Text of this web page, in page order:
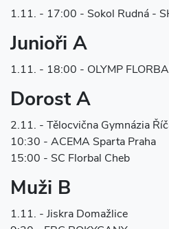
1.11. - 17:00 - Sokol Rudná -
Junioři A
1.11. - 18:00 - OLYMP
Dorost A
2.11. - Tělocvična Gymnázia
10:30 - ACEMA Sparta Praha
15:00 - SC Florbal Cheb
Muži B
1.11. - Jiskra Domažlice